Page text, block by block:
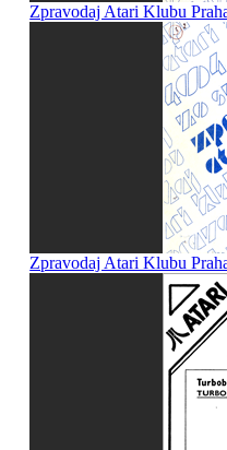
Zpravodaj Atari Klubu
Zpravodaj Atari Klubu